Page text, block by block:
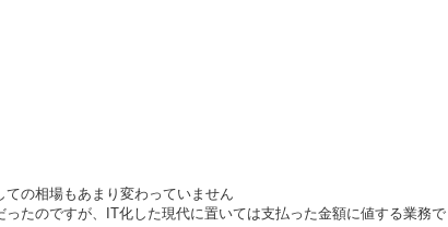
の相場もあまり変わっていません
たのですが、IT化した現代に置いては支払った金額に値する業務で